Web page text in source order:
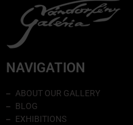
NAVIGATION
ABOUT OUR GALLERY
BLOG
EXHIBITIONS